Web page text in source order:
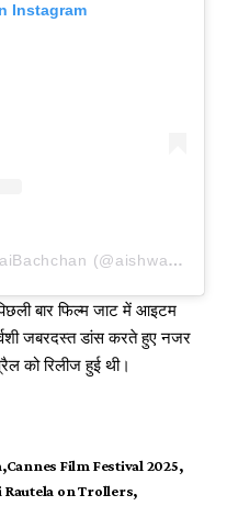
Instagram
A post shared by AishwaryaRaiBachchan (@aishwaryaraibachchan_arb)
बार फिल्म जाट में आइटम
जबरदस्त डांस करते हुए नजर
को रिलीज हुई थी।
Cannes Film Festival 2025
Rautela on Trollers